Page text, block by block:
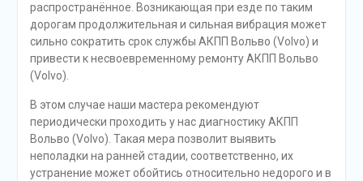
распространённое. Возникающая при езде по таким
дорогам продолжительная и сильная вибрация может
сильно сократить срок службы АКПП Вольво (Volvo) и
привести к несвоевременному ремонту АКПП Вольво
(Volvo).
В этом случае наши мастера рекомендуют
периодически проходить у нас диагностику АКПП
Вольво (Volvo). Такая мера позволит выявить
неполадки на ранней стадии, соответственно, их
устранение может обойтись относительно недорого и в